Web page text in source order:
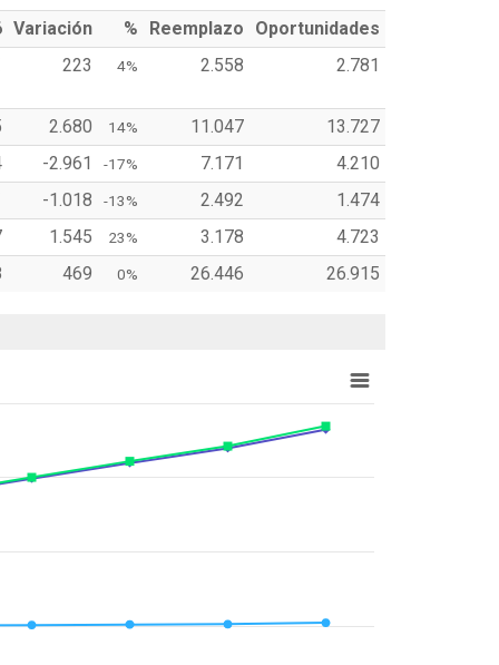
Variación % Reemplazo
Oportunidades
223 4% 2.558 2.781
2.680 14% 11.047
13.727
-2.961 -17% 7.171
4.210
-1.018 -13% 2.492
1.474
1.545 23% 3.178
4.723
469 0% 26.446 26.915